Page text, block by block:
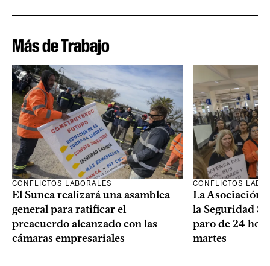
Más de Trabajo
CONFLICTOS LABORALES
El Sunca realizará una asamblea
general para ratificar el
preacuerdo alcanzado con las
cámaras empresariales
CONFLICTOS
La Asociación
la Seguridad
paro de 24
martes